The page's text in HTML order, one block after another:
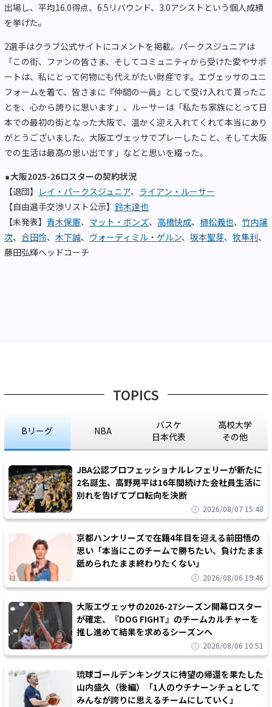
出場し、平均16.0得点、6.5リバウンド、3.0アシストという個人成績
を挙げた。
2選手はクラブ公式サイトにコメントを掲載。パークスジュニアは
「この街、ファンの皆さま、そしてコミュニティから受けた愛やサポ
ートは、私にとって何物にも代えがたい財産です。エヴェッサのユニ
フォームを着て、皆さまに『仲間の一員』として受け入れて貰ったこ
とを、心から誇りに思います」、ルーサーは「私たち家族にとって日
本での最初の街となった大阪で、温かく迎え入れてくれて本当にあり
がとうございました。大阪エヴェッサでプレーしたこと、そして大阪
での生活は最高の思い出です」などと思いを綴った。
大阪2025-26ロスターの契約状況
【退団】 レイ・パークスジュニア、 ライアン・ルーサー
【自由選手交渉リスト公示】 鈴木達也
【未発表】 青木保憲、 マット・ボンズ、 高橋快成、 植松義也、 竹内譲
次、 合田怜、 木下誠、 ヴォーディミル・ゲルン、 坂本聖芽、 牧隼利、
藤田弘輝ヘッドコーチ
TOPICS
Bリーグ NBA
バスケ
日本代表
高校大学
その他
JBA公認プロフェッショナルレフェリーが新たに
2名誕生、高野晃平は16年間続けた会社員生活に
別れを告げてプロ転向を決断
2026/08/07 15:48
京都ハンナリーズで在籍4年目を迎える前田悟の
思い「本当にこのチームで勝ちたい、負けたまま
舐められたまま終わりたくない」
2026/08/06 19:46
大阪エヴェッサの2026-27シーズン開幕ロスター
が確定、『DOG FIGHT』のチームカルチャーを
推し進めて結果を求めるシーズンへ
2026/08/06 10:51
琉球ゴールデンキングスに待望の帰還を果たした
山内盛久（後編）「1人のウチナーンチュとして
みんなが誇りに思えるチームにしていく」